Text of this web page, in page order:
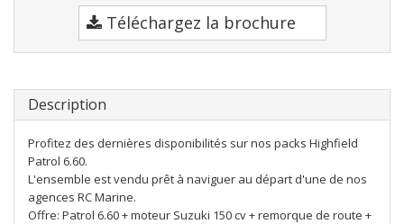
Téléchargez la brochure
Description
Profitez des dernières disponibilités sur nos packs Highfield
Patrol 6.60.
L'ensemble est vendu prêt à naviguer au départ d'une de nos
agences RC Marine.
Offre: Patrol 6.60 + moteur Suzuki 150 cv + remorque de route +